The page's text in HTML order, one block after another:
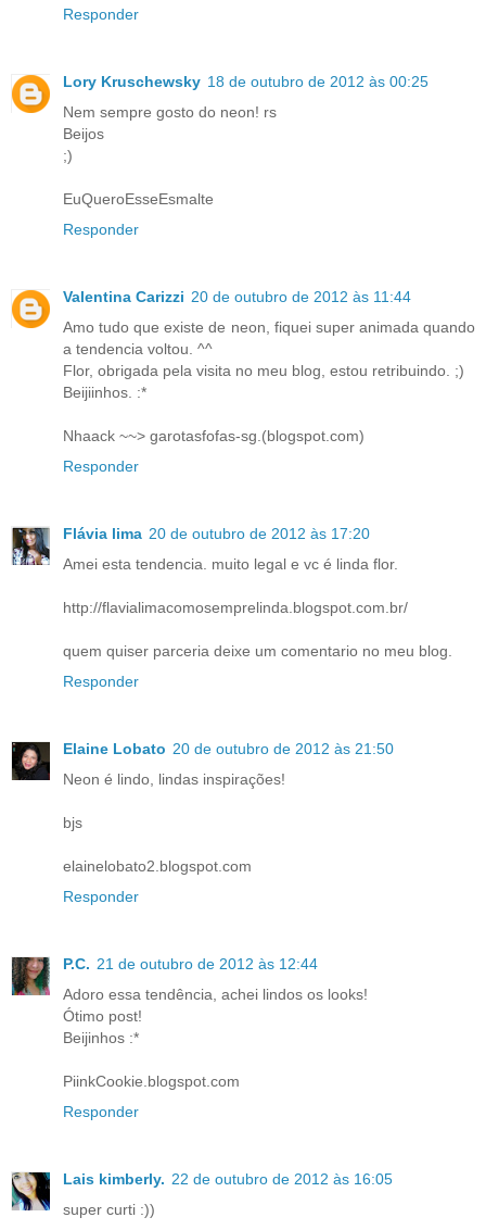
Responder
Lory Kruschewsky 18 de outubro de 2012 às 00:25
Nem sempre gosto do neon! rs
Beijos
;)
EuQueroEsseEsmalte
Responder
Valentina Carizzi 20 de outubro de 2012 às 11:44
Amo tudo que existe de neon, fiquei super animada quando
a tendencia voltou. ^^
Flor, obrigada pela visita no meu blog, estou retribuindo. ;)
Beijiinhos. :*
Nhaack ~~> garotasfofas-sg.(blogspot.com)
Responder
Flávia lima 20 de outubro de 2012 às 17:20
Amei esta tendencia. muito legal e vc é linda flor.
http://flavialimacomosemprelinda.blogspot.com.br/
quem quiser parceria deixe um comentario no meu blog.
Responder
Elaine Lobato 20 de outubro de 2012 às 21:50
Neon é lindo, lindas inspirações!
bjs
elainelobato2.blogspot.com
Responder
P.C. 21 de outubro de 2012 às 12:44
Adoro essa tendência, achei lindos os looks!
Ótimo post!
Beijinhos :*
PiinkCookie.blogspot.com
Responder
Lais kimberly. 22 de outubro de 2012 às 16:05
super curti :))